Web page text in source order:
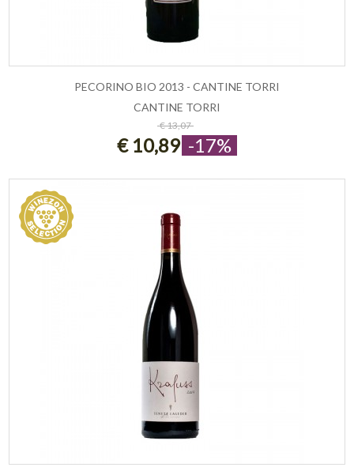
ESAURITO
PECORINO BIO 2013 - CANTINE TORRI
CANTINE TORRI
€ 13,07
€ 10,89 -17%